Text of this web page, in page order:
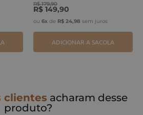
R$ 179,90
R$ 149,90
ou 6x de R$ 24,98 sem juros
ADICIONAR A SACOLA
clientes acharam desse
produto?